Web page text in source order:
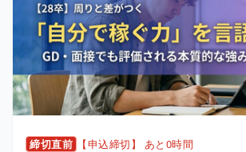
締切直前 【申込締切】 あと0時間